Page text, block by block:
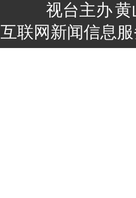
视台主办黄
互联网新闻信息